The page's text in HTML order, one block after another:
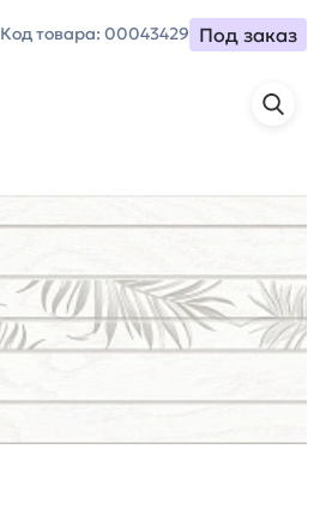
Код товара: 00043429 Под заказ